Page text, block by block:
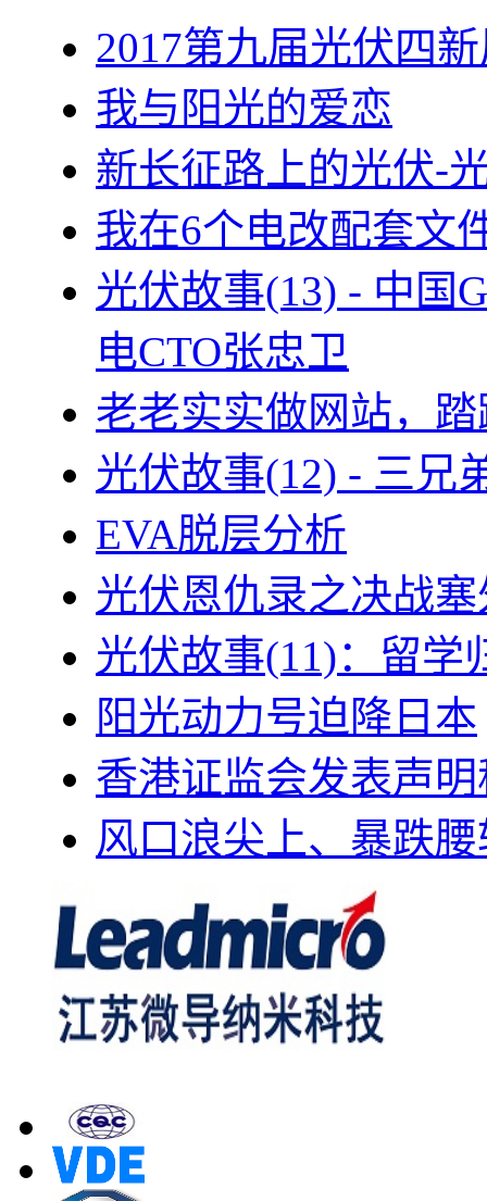
2017第九届光伏四
我与阳光的爱恋
新长征路上的光伏-
我在6个电改配套文
光伏故事(13) - 中国
电CTO张忠卫
老老实实做网站，
光伏故事(12) - 三兄
EVA脱层分析
光伏恩仇录之决战
光伏故事(11)：留学
阳光动力号迫降日本
香港证监会发表声
风口浪尖上、暴跌